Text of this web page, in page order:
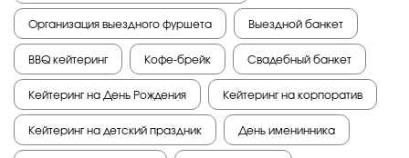
Организация выездного фуршета Выездной банкет
BBQ кейтеринг Кофе-брейк Свадебный банкет
Кейтеринг на День Рождения Кейтеринг на корпоратив
Кейтеринг на детский праздник День именинника